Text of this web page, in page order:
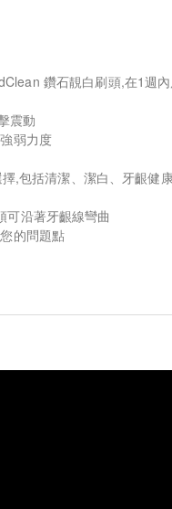
鑽石靚白刷頭,在1週
震動
弱力度
,包括清潔、潔白、牙齦健
可沿著牙齦線彎曲
的問題點